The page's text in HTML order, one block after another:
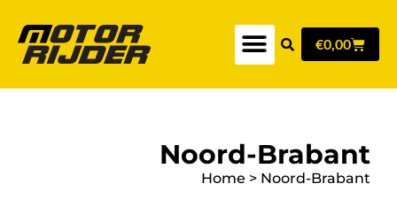
€0,00
Home > Noord-Brabant
Noord-Brabant